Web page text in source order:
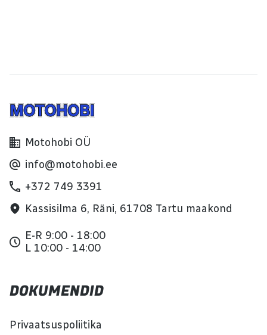
Motohobi OÜ
info@motohobi.ee
+372 749 3391
Kassisilma 6, Räni, 61708 Tartu maakond
E-R 9:00 - 18:00
L 10:00 - 14:00
DOKUMENDID
Privaatsuspoliitika